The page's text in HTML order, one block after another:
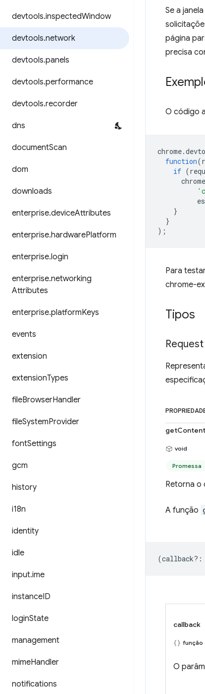
devtools.inspectedWindow
devtools.network
devtools.panels
devtools.performance
devtools.recorder
dns
documentScan
dom
downloads
enterprise.deviceAttributes
enterprise.hardwarePlatform
enterprise.login
enterprise.networking
Attributes
enterprise.platformKeys
events
extension
extensionTypes
fileBrowserHandler
fileSystemProvider
fontSettings
gcm
history
i18n
identity
idle
input.ime
instanceID
loginState
management
mimeHandler
notifications
Se a
página
precisa
O código
chrome.
function(
if (
chrome
}
}
);
Para
chrome-
Tipos
Request
getContent
void
Promessa
Retorna
A função
(callback? :
callback
função
O